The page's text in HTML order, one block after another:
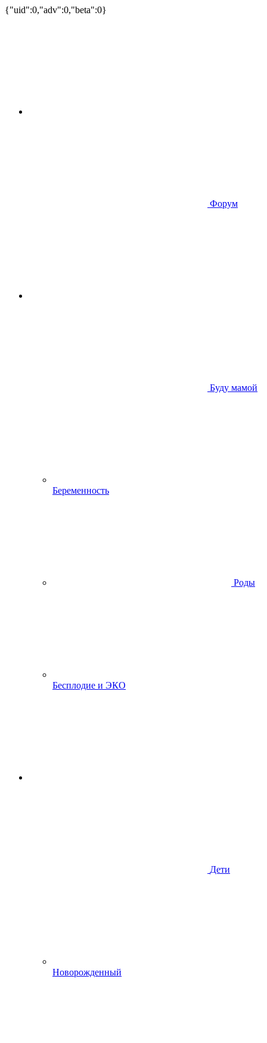
{"uid":0,"adv":0,"beta":0}
Форум
Буду мамой
Беременность
Роды
Бесплодие и ЭКО
Дети
Новорожденный